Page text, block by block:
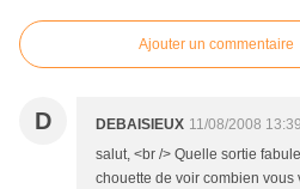
Ajouter un commentaire
D DEBAISIEUX 11/08/2008 13:39
salut, <br /> Quelle sortie
chouette de voir combien vous